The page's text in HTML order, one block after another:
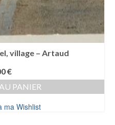
village – Artaud
€
PANIER
ma Wishlist